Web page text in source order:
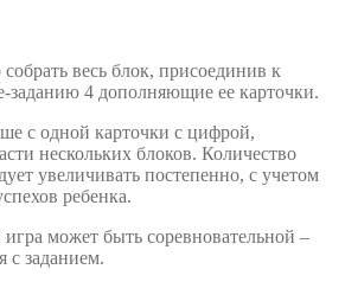
весь блок, присоединив к
заданию 4 дополняющие ее карточки.
с одной карточки с цифрой,
нескольких блоков. Количество
увеличивать постепенно, с учетом
ребенка.
может быть соревновательной –
с заданием.